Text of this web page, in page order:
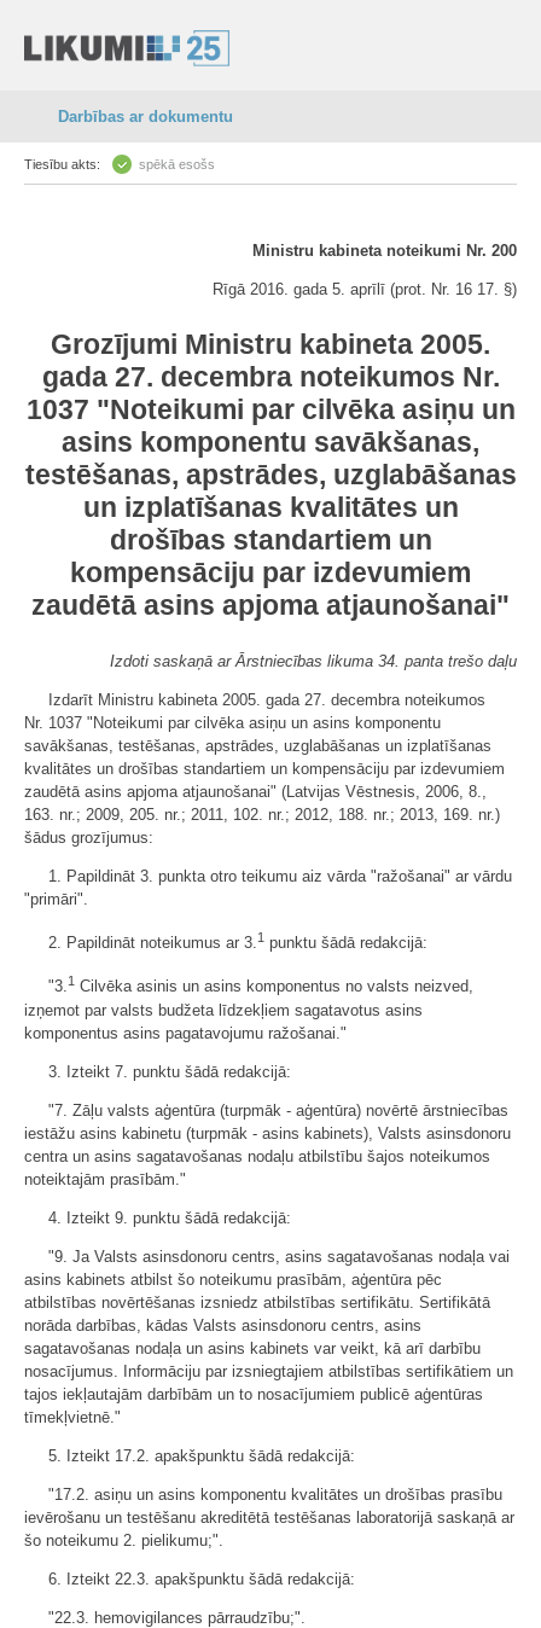
Darbības ar dokumentu
Tiesību akts: spēkā esošs
Ministru kabineta noteikumi Nr. 200
Rīgā 2016. gada 5. aprīlī (prot. Nr. 16 17. §)
Grozījumi Ministru kabineta 2005.
gada 27. decembra noteikumos Nr.
1037 "Noteikumi par cilvēka asiņu un
asins komponentu savākšanas,
testēšanas, apstrādes, uzglabāšanas
un izplatīšanas kvalitātes un
drošības standartiem un
kompensāciju par izdevumiem
zaudētā asins apjoma atjaunošanai"
Izdoti saskaņā ar Ārstniecības likuma 34. panta trešo daļu
Izdarīt Ministru kabineta 2005. gada 27. decembra noteikumos
Nr. 1037 "Noteikumi par cilvēka asiņu un asins komponentu
savākšanas, testēšanas, apstrādes, uzglabāšanas un izplatīšanas
kvalitātes un drošības standartiem un kompensāciju par izdevumiem
zaudētā asins apjoma atjaunošanai" (Latvijas Vēstnesis, 2006, 8.,
163. nr.; 2009, 205. nr.; 2011, 102. nr.; 2012, 188. nr.; 2013, 169. nr.)
šādus grozījumus:
1. Papildināt 3. punkta otro teikumu aiz vārda "ražošanai" ar vārdu
"primāri".
2. Papildināt noteikumus ar 3.1 punktu šādā redakcijā:
"3.1 Cilvēka asinis un asins komponentus no valsts neizved,
izņemot par valsts budžeta līdzekļiem sagatavotus asins
komponentus asins pagatavojumu ražošanai."
3. Izteikt 7. punktu šādā redakcijā:
"7. Zāļu valsts aģentūra (turpmāk - aģentūra) novērtē ārstniecības
iestāžu asins kabinetu (turpmāk - asins kabinets), Valsts asinsdonoru
centra un asins sagatavošanas nodaļu atbilstību šajos noteikumos
noteiktajām prasībām."
4. Izteikt 9. punktu šādā redakcijā:
"9. Ja Valsts asinsdonoru centrs, asins sagatavošanas nodaļa vai
asins kabinets atbilst šo noteikumu prasībām, aģentūra pēc
atbilstības novērtēšanas izsniedz atbilstības sertifikātu. Sertifikātā
norāda darbības, kādas Valsts asinsdonoru centrs, asins
sagatavošanas nodaļa un asins kabinets var veikt, kā arī darbību
nosacījumus. Informāciju par izsniegtajiem atbilstības sertifikātiem un
tajos iekļautajām darbībām un to nosacījumiem publicē aģentūras
tīmekļvietnē."
5. Izteikt 17.2. apakšpunktu šādā redakcijā:
"17.2. asiņu un asins komponentu kvalitātes un drošības prasību
ievērošanu un testēšanu akreditētā testēšanas laboratorijā saskaņā ar
šo noteikumu 2. pielikumu;".
6. Izteikt 22.3. apakšpunktu šādā redakcijā:
"22.3. hemovigilances pārraudzību;".